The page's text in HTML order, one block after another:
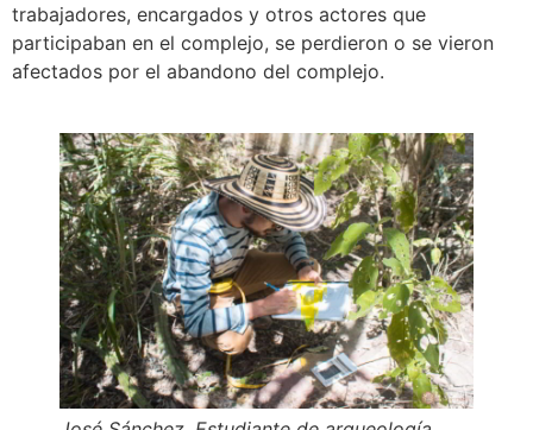
trabajadores, encargados y otros actores que
participaban en el complejo, se perdieron o se vieron
afectados por el abandono del complejo.